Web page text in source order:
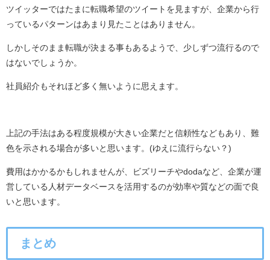
ツイッターではたまに転職希望のツイートを見ますが、企業から行
っているパターンはあまり見たことはありません。
しかしそのまま転職が決まる事もあるようで、少しずつ流行るので
はないでしょうか。
社員紹介もそれほど多く無いように思えます。
上記の手法はある程度規模が大きい企業だと信頼性などもあり、難
色を示される場合が多いと思います。(ゆえに流行らない？)
費用はかかるかもしれませんが、ビズリーチやdodaなど、企業が運
営している人材データベースを活用するのが効率や質などの面で良
いと思います。
まとめ